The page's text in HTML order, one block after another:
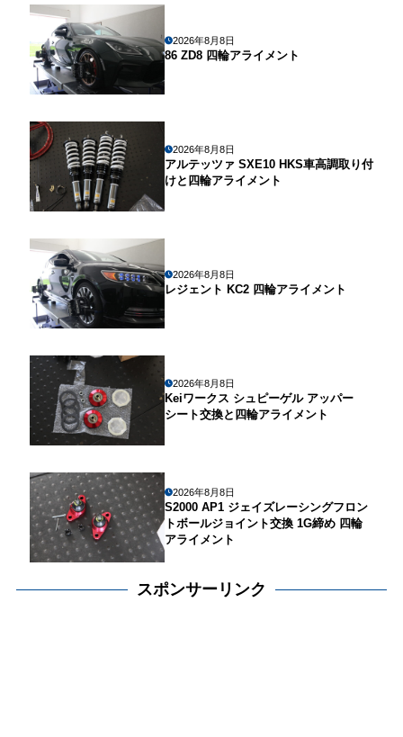
2026年8月8日
86 ZD8 四輪アライメント
2026年8月8日
アルテッツァ SXE10 HKS車高調取り付
けと四輪アライメント
2026年8月8日
レジェント KC2 四輪アライメント
2026年8月8日
Keiワークス シュピーゲル アッパー
シート交換と四輪アライメント
2026年8月8日
S2000 AP1 ジェイズレーシングフロン
トボールジョイント交換 1G締め 四輪
アライメント
スポンサーリンク